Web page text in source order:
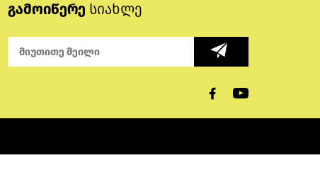
გამოიწერე სიახლე